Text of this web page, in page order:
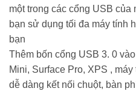
một trong các cổng USB của
bạn sử dụng tối đa máy tính
bạn
Thêm bốn cổng USB 3. 0
Mini, Surface Pro, XPS ,
dễ dàng kết nối chuột, bàn